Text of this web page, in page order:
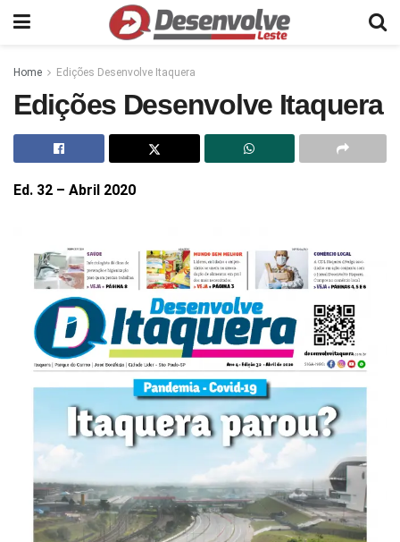
Home Edições Desenvolve Itaquera
Edições Desenvolve Itaquera
Ed. 32 – Abril 2020